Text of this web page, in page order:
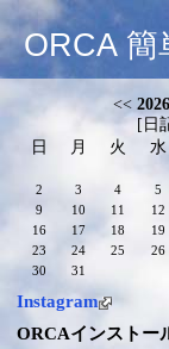
ORCA
<<
[ 日
日
月 火 水
2
3 4 5
9
10 11 12
16
17 18 19
23
24 25 26
30
31
Instagram
ORCAインストー